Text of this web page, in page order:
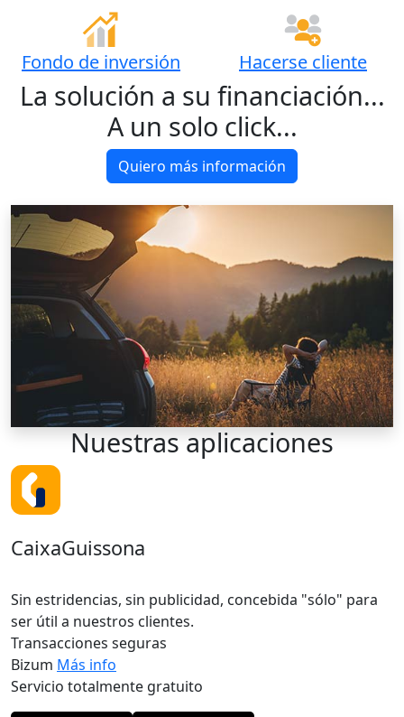
Fondo de inversión Hacerse cliente
La solución a su financiación...
A un solo click...
Quiero más información
Nuestrasaplicaciones
CaixaGuissona
Sin estridencias, sin publicidad, concebida "sólo" para
ser útil a nuestros clientes.
Transacciones seguras
Bizum Más info
Servicio totalmente gratuito